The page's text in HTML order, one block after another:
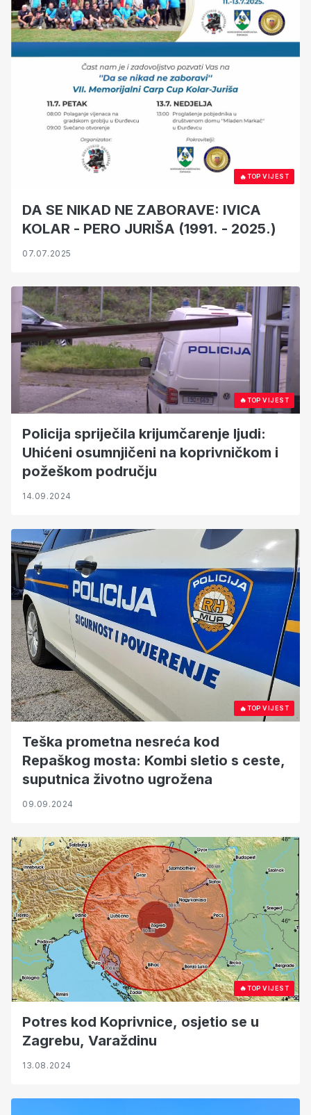
🔥TOP VIJEST
DA SE NIKAD NE ZABORAVE: IVICA
KOLAR - PERO JURIŠA (1991. - 2025.)
07.07.2025
🔥TOP VIJEST
Policija spriječila krijumčarenje ljudi:
Uhićeni osumnjičeni na koprivničkom i
požeškom području
14.09.2024
🔥TOP VIJEST
Teška prometna nesreća kod
Repaškog mosta: Kombi sletio s ceste,
suputnica životno ugrožena
09.09.2024
🔥TOP VIJEST
Potres kod Koprivnice, osjetio se u
Zagrebu, Varaždinu
13.08.2024